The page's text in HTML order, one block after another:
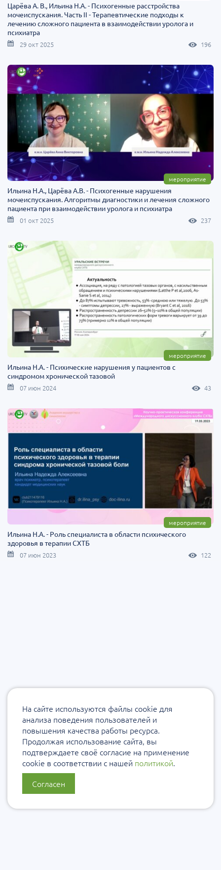
Царёва А. В., Ильина Н.А. - Психогенные расстройства
мочеиспускания. Часть II - Терапевтические подходы к
лечению сложного пациента в взаимодействии уролога и
психиатра
29 окт 2025 196
мероприятие
Ильина Н.А., Царёва А.В. - Психогенные нарушения
мочеиспускания. Алгоритмы диагностики и лечения сложного
пациента при взаимодействии уролога и психиатра
01 окт 2025 237
мероприятие
Ильина Н.А. - Психические нарушения у пациентов с
синдромом хронической тазовой
07 июн 2024 43
мероприятие
Ильина Н.А. - Роль специалиста в области психического
здоровья в терапии СХТБ
07 июн 2023 122
На сайте используются файлы cookie для
анализа поведения пользователей и
повышения качества работы ресурса.
Продолжая использование сайта, вы
подтверждаете своё согласие на применение
cookie в соответствии с нашей политикой.
Согласен